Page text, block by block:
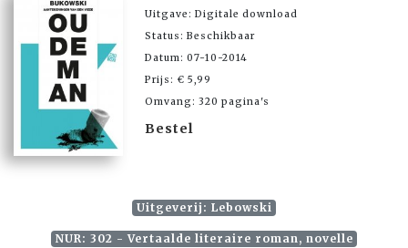
Uitgave: Digitale download
Status: Beschikbaar
Datum: 07-10-2014
Prijs: € 5,99
Omvang: 320 pagina's
Bestel
Uitgeverij: Lebowski
NUR: 302 - Vertaalde literaire roman, novelle